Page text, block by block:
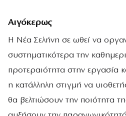
Αιγόκερως
Η Νέα Σελήνη σε ωθεί να
συστηματικότερα την
προτεραιότητα στην εργασία
η κατάλληλη στιγμή να
θα βελτιώσουν την ποιότητα